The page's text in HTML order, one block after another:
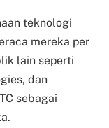
teknologi
mereka per
lain seperti
dan
sebagai